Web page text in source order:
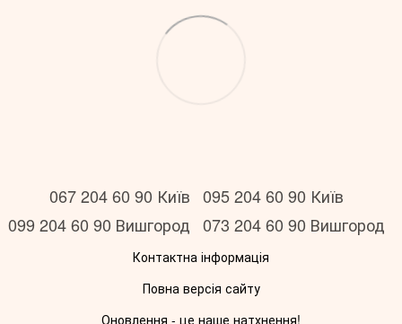
067 204 60 90 Київ 095 204 60 90 Київ
099 204 60 90 Вишгород 073 204 60 90 Вишгород
Контактна інформація
Повна версія сайту
Оновлення - це наше натхнення!